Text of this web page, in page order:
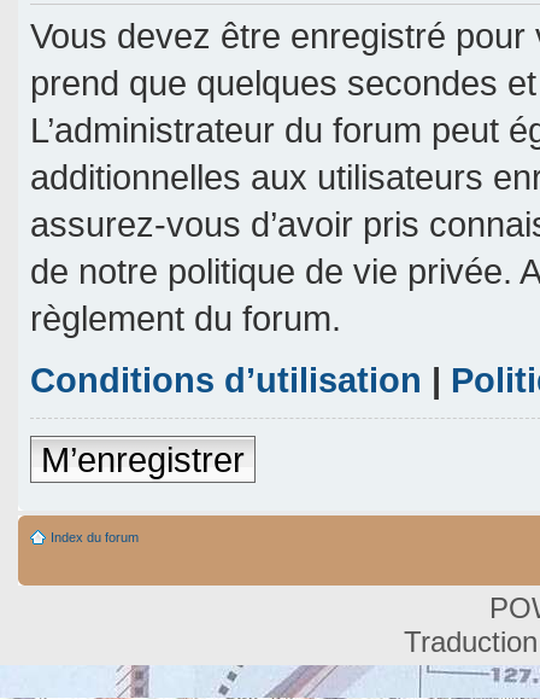
Vous devez être enregistré pour
prend que quelques secondes
L’administrateur du forum peut
additionnelles aux utilisateurs
assurez-vous d’avoir pris
de notre politique de vie privée.
règlement du forum.
Conditions d’utilisation |
M’enregistrer
Index du forum